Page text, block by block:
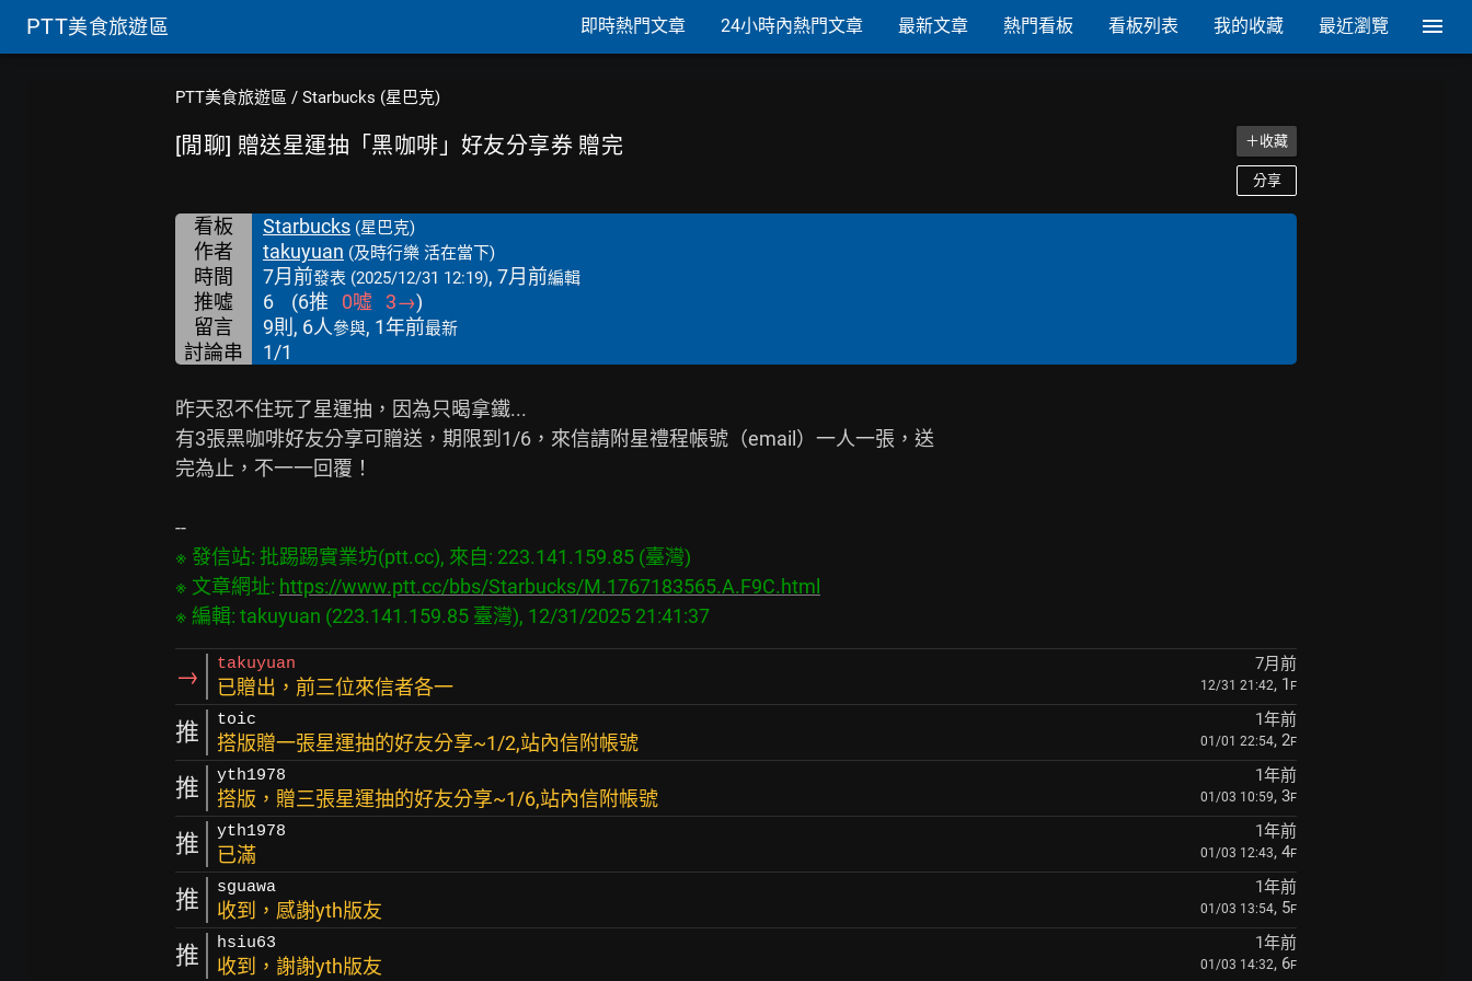
PTT美食旅遊區 即時熱門文章 24小時內熱門文章 最新文章 熱門看板 看板列表 我的收藏 最近瀏覽
PTT美食旅遊區 / Starbucks (星巴克)
[閒聊] 贈送星運抽「黑咖啡」好友分享券 贈完 ＋收藏
分享
看板 Starbucks (星巴克)
作者 takuyuan (及時行樂 活在當下)
時間 7月前發表 (2025/12/31 12:19), 7月前編輯
推噓 6 (6推 0噓 3→)
留言
9則, 6人參與, 1年前最新
討論串 1/1
昨天忍不住玩了星運抽，因為只暍拿鐵...
有3張黑咖啡好友分享可贈送，期限到1/6，來信請附星禮程帳號（email）一人一張，送
完為止，不一一回覆！
※ 發信站: 批踢踢實業坊(ptt.cc), 來自: 223.141.159.85 (臺灣)
※ 文章網址: https://www.ptt.cc/bbs/Starbucks/M.1767183565.A.F9C.html
→ takuyuan 7月前
已贈出，前三位來信者各一 12/31 21:42, 1 F
推 toic 1年前
搭版贈一張星運抽的好友分享~1/2,站內信附帳號 01/01 22:54, 2F
推 yth1978 1年前
搭版，贈三張星運抽的好友分享~1/6,站內信附帳號 01/03 10:59, 3F
推 yth1978 1年前
已滿 01/03 12:43, 4F
推 sguawa 1年前
收到，感謝yth版友 01/03 13:54, 5F
推 hsiu63 1年前
收到，謝謝yth版友 01/03 14:32, 6F